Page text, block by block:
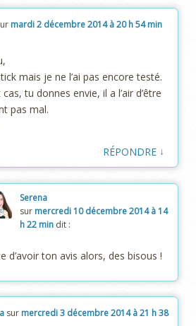
mardi 2 décembre 2014 à 20 h 54 min
mais je ne l’ai pas encore testé.
tu donnes envie, il a l’air d’être
pas mal.
RÉPONDRE ↓
Serena
sur mercredi 10 décembre 2014 à 14
h 22 min dit :
d’avoir ton avis alors, des bisous !
sur mercredi 3 décembre 2014 à 21 h 38